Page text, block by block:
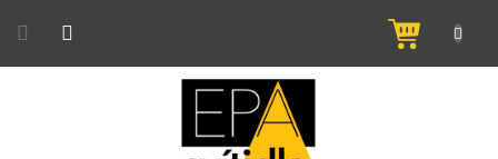
NÁKUPNÍ
KOŠÍK